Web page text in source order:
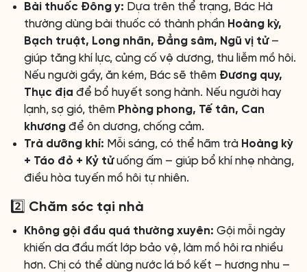
Bài thuốc Đông y: Dựa trên thể trạng, Bác Hà
thường dùng bài thuốc có thành phần Hoàng kỳ,
Bạch truật, Long nhãn, Đẳng sâm, Ngũ vị tử–
giúp tăng khí lực, củng cố vệ dương, thu liễm mồ hôi.
Nếu người gầy, ăn kém, Bác sẽ thêm Đương quy,
Thục địa để bổ huyết song hành. Nếu người hay
lạnh, sợ gió, thêm Phòng phong, Tế tân, Can
khương để ôn dương, chống cảm.
Trà dưỡng khí: Mỗi sáng, có thể hãm trà Hoàng kỳ
+ Táo đỏ + Kỷ tửuống ấm – giúp bổ khí nhẹ nhàng,
điều hòa tuyến mồ hôi tự nhiên.
2️⃣ Chăm sóc tại nhà
Không gội đầu quá thường xuyên: Gội mỗi ngày
khiến da đầu mất lớp bảo vệ, làm mồ hôi ra nhiều
hơn. Chị có thể dùng nước lá bồ kết – hương nhu –